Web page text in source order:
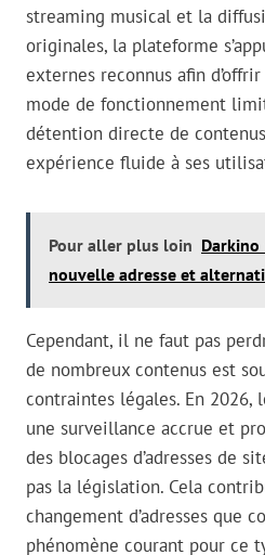
streaming musical et la
originales, la plateforme
externes reconnus afin
mode de fonctionnement
détention directe de
expérience fluide à ses
Pour aller plus loin
nouvelle adresse et
Cependant, il ne faut pas
de nombreux contenus est
contraintes légales. En 2026,
une surveillance accrue et
des blocages d’adresses de
pas la législation. Cela
changement d’adresses que
phénomène courant pour ce